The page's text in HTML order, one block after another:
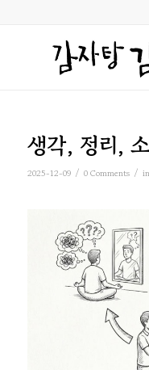
생각, 정리,
2025-12-09 / 0 Comments / in